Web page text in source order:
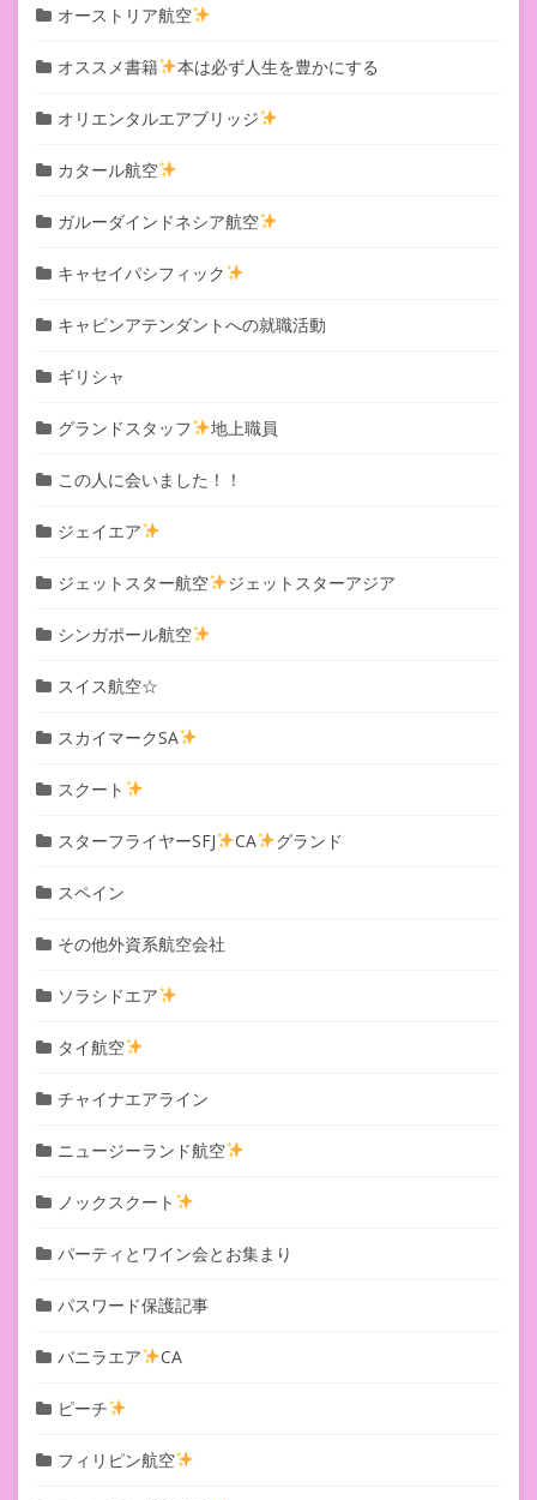
オーストリア航空
オススメ書籍 本は必ず人生を豊かにする
オリエンタルエアブリッジ
カタール航空
ガルーダインドネシア航空
キャセイパシフィック
キャビンアテンダントへの就職活動
ギリシャ
グランドスタッフ 地上職員
この人に会いました！！
ジェイエア
ジェットスター航空 ジェットスターアジア
シンガポール航空
スイス航空☆
スカイマークSA
スクート
スターフライヤーSFJ CA グランド
スペイン
その他外資系航空会社
ソラシドエア
タイ航空
チャイナエアライン
ニュージーランド航空
ノックスクート
パーティとワイン会とお集まり
パスワード保護記事
バニラエア CA
ピーチ
フィリピン航空